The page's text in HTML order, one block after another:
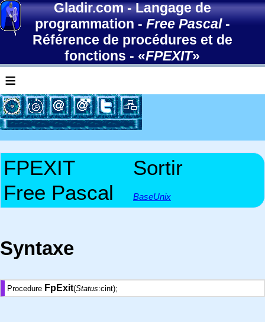
Gladir.com-Langage de
programmation-Free Pascal-
Référence de procédures et de
fonctions - «FPEXIT»
≡
FPEXIT
Sortir
Free Pascal
BaseUnix
Syntaxe
Procedure FpExit(Status:cint);